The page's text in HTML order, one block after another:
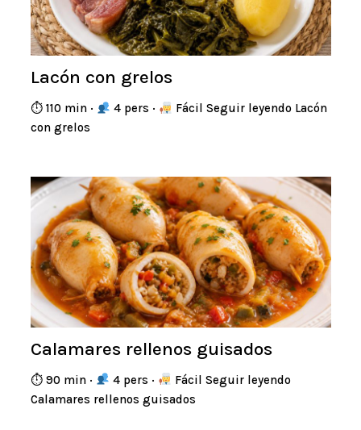
Lacón con grelos
⏱ 110 min · 4 pers ·
Fácil Seguir leyendo Lacón
con grelos
Calamares rellenos guisados
⏱ 90 min · 4 pers ·
Fácil Seguir leyendo
Calamares rellenos guisados